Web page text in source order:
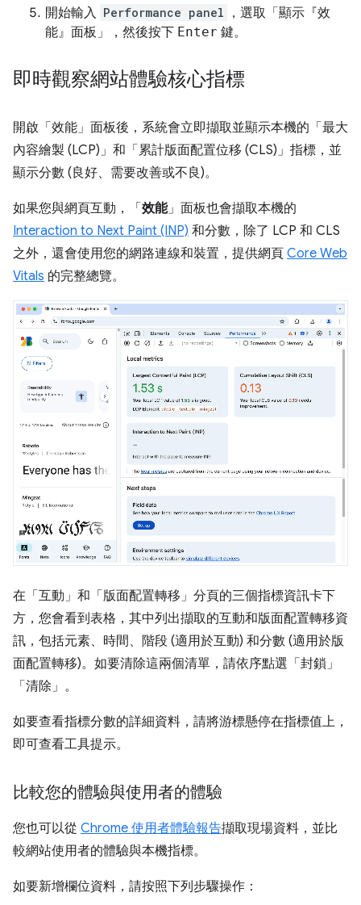
開始輸入 Performance panel
，選取「顯示『效
能』面板」
，然後按下 Enter 鍵。
即時觀察網站體驗核心指標
開啟「效能」 面板後，系統會立即擷取並顯示本機的「最大
內容繪製 (LCP)」 和「累計版面配置位移 (CLS)」 指標，並
顯示分數 (良好、需要改善或不良)。
如果您與網頁互動，「效能」面板也會擷取本機的
Interaction to Next Paint (INP) 和分數，除了 LCP 和 CLS
之外，還會使用您的網路連線和裝置，提供網頁 Core Web
Vitals 的完整總覽。
在「互動」 和「版面配置轉移」 分頁的三個指標資訊卡下
方，您會看到表格，其中列出擷取的互動和版面配置轉移資
訊，包括元素、時間、階段 (適用於互動) 和分數 (適用於版
面配置轉移)。如要清除這兩個清單，請依序點選「封鎖」
「清除」 。
如要查看指標分數的詳細資料，請將游標懸停在指標值上，
即可查看工具提示。
比較您的體驗與使用者的體驗
您也可以從 Chrome 使用者體驗報告擷取現場資料，並比
較網站使用者的體驗與本機指標。
如要新增欄位資料，請按照下列步驟操作：